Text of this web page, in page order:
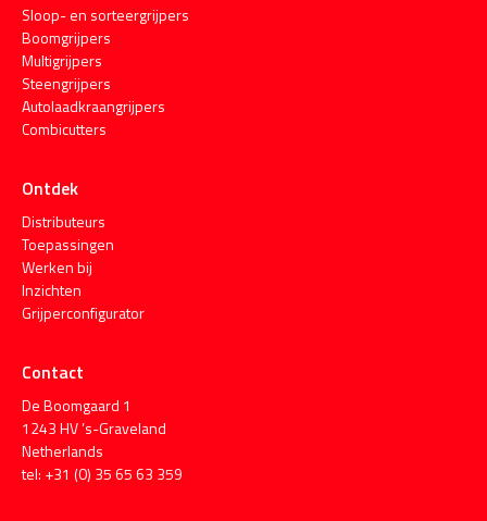
Sloop- en sorteergrijpers
Boomgrijpers
Multigrijpers
Steengrijpers
Autolaadkraangrijpers
Combicutters
Ontdek
Distributeurs
Toepassingen
Werken bij
Inzichten
Grijperconfigurator
Contact
De Boomgaard 1
1243 HV ’s-Graveland
Netherlands
tel: +31 (0) 35 65 63 359